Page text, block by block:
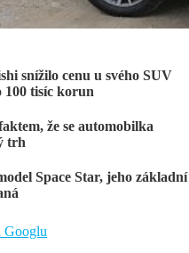
snížilo cenu u svého SUV
100 tisíc korun
že se automobilka
trh
Space Star, jeho základní
Googlu